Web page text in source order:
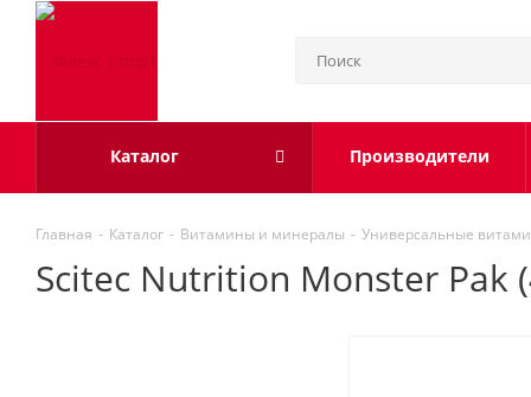
Каталог Производители
Главная - Каталог - Витамины и минералы - Универсальные
Scitec Nutrition Monster Pak